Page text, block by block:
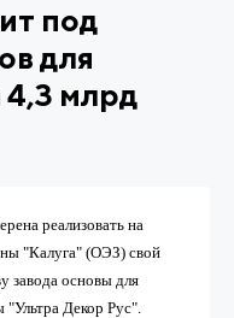
под
для
4,3 млрд
реализовать на
"Калуга" (ОЭЗ) свой
завода основы для
"Ультра Декор Рус".